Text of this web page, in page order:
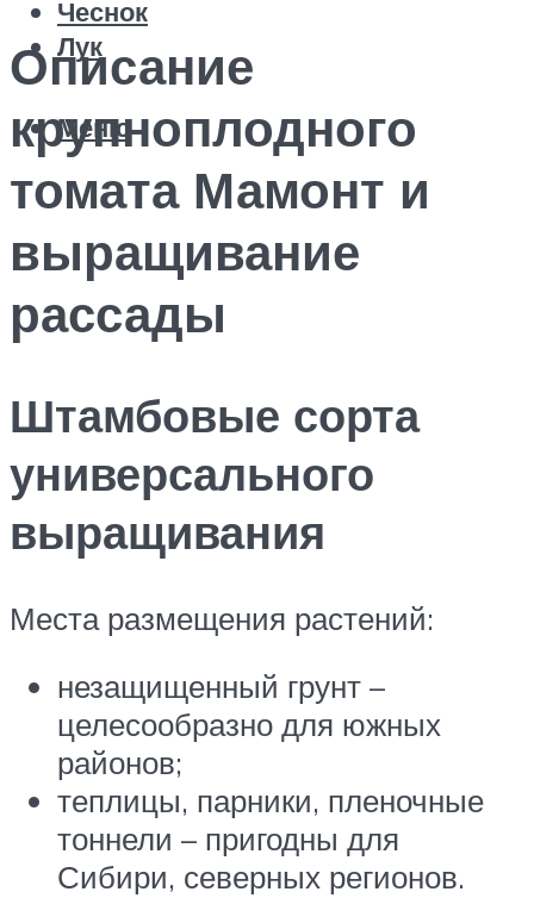
Чеснок
Лук
Меню
Описание
крупноплодного
томата Мамонт и
выращивание
рассады
Штамбовые сорта
универсального
выращивания
Места размещения растений:
незащищенный грунт –
целесообразно для южных
районов;
теплицы, парники, пленочные
тоннели – пригодны для
Сибири, северных регионов.